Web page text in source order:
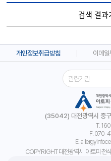
검색 결
개인정보취급방침 이메
(35042) 대전광역시 중
T.
F. 070-
E.
COPYRIGHT 대전광역시 아토피·천